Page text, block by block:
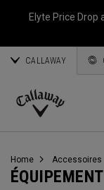
Elyte Price Drop
CALLAWAY
Callaway
Home Accessoires